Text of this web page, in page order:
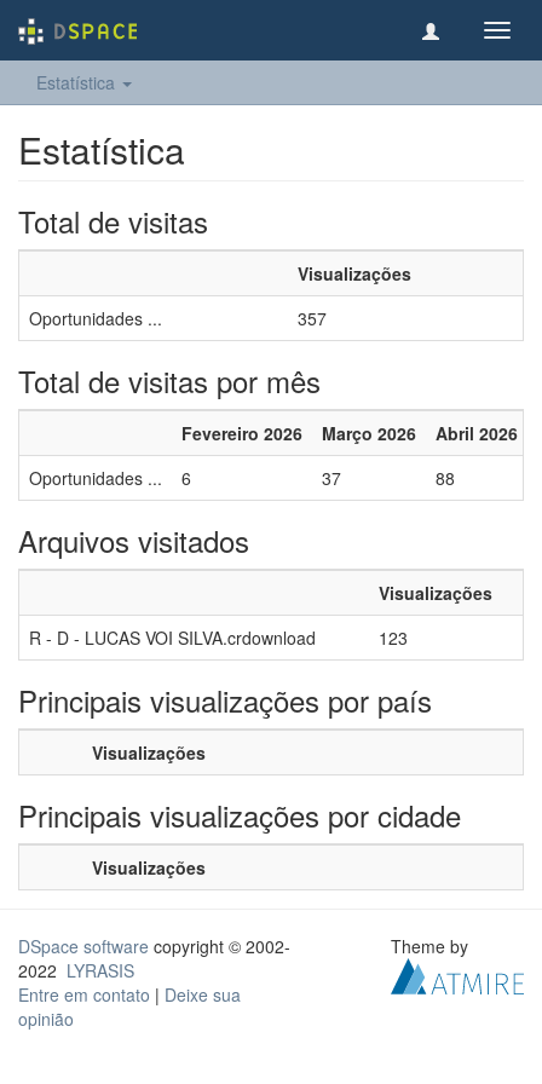
Estatística
Estatística
Total de visitas
Visualizações
Oportunidades ...
357
Total de visitas por mês
Fevereiro 2026 Março 2026 Abril 2026
Oportunidades ...
6 37 88
Arquivos visitados
Visualizações
R - D - LUCAS VOI SILVA.crdownload
123
Principais visualizações por país
Visualizações
Principais visualizações por cidade
Visualizações
DSpace software copyright © 2002-
2022 LYRASIS
Entre em contato | Deixe sua
opinião
Theme by